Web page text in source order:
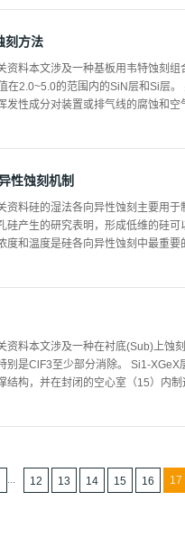
同样的方法用甲醇雕刻，将此样品
将蚀刻分开，观察了电压和全电解
，用AFM测量了表面的粗糙度。如
样品在1000 ℃下进行热氧化，由
刻方法
资料本文涉及一种基板用韦特蚀刻
在2.0~5.0的范围内的SiN层和Si层
发性成分对装置或排气线的腐蚀和
。 在CVD法成膜的Si膜中，由于不
的基板，可进行Si蚀刻速率高，且
成膜到厚度为500的Si基板上的Si
寸。 表2以上测量了表2所载韦特
性蚀刻机制
资料硅的湿法各向异性蚀刻主要用
硅产生的研究表明，形成低维的硅
度和温度是硅各向异性蚀刻中最重
值为20重量%。Si的腐蚀速率随着
的变化可以控制凹面结构中表面的
加剂以改变TMAH蚀刻特性，添加
和KOH两种ctchants的各向异性
中加入钾离子。 图7-3图7-3沿着从
资料本文涉及一种在衬底(Sub)上蚀
别是ClF3至少部分消除。 Si1-
结构，并在封闭的空心室（15）内
，进行表面铝金属层的沉积和结构
，传感器元件的暴露由牺牲层蚀刻
... 12 13 14 15 16 17